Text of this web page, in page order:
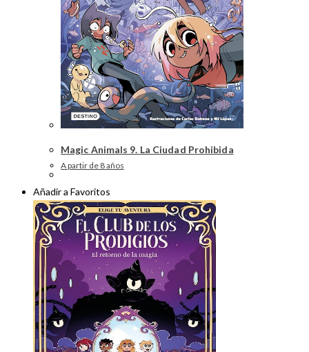
Magic Animals 9. La Ciudad Prohibida
A partir de 8 años
Añadir a Favoritos